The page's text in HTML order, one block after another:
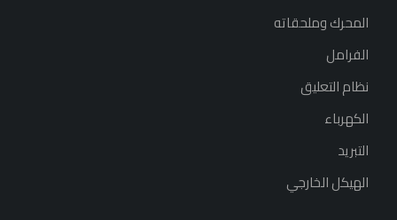
المحرك وملحقاته
الفرامل
نظام التعليق
الكهرباء
التبريد
الهيكل الخارجي